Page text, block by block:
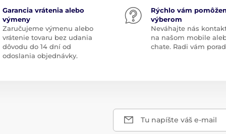
Garancia vrátenia alebo
výmeny
Zaručujeme výmenu alebo
vrátenie tovaru bez udania
dôvodu do 14 dní od
odoslania objednávky.
Rýchlo vám
výberom
Neváhajte nás
na našom mobile
chate. Radi vám
Tu napíšte váš e-mail